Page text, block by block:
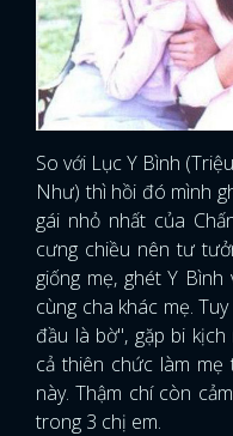
So với Lục Y Bình
Như) thì hồi đó mình
gái nhỏ nhất của
cưng chiều nên tư
giống mẹ, ghét Y
cùng cha khác mẹ.
đầu là bờ", gặp bi
cả thiên chức làm mẹ
này. Thậm chí còn
trong 3 chị em.